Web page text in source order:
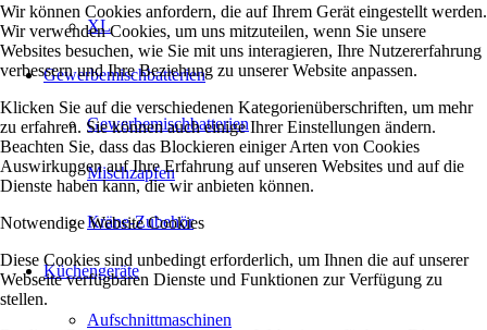
XL
Gewerbemischbatterien
Gewerbemischbatterien
Mischzapfen
Kräne-Zubehör
Küchengeräte
Aufschnittmaschinen
Wir können Cookies anfordern, die auf Ihrem Gerät eingestellt werden.
Wir verwenden Cookies, um uns mitzuteilen, wenn Sie unsere
Websites besuchen, wie Sie mit uns interagieren, Ihre Nutzererfahrung
verbessern und Ihre Beziehung zu unserer Website anpassen.
Klicken Sie auf die verschiedenen Kategorienüberschriften, um mehr
zu erfahren. Sie können auch einige Ihrer Einstellungen ändern.
Beachten Sie, dass das Blockieren einiger Arten von Cookies
Auswirkungen auf Ihre Erfahrung auf unseren Websites und auf die
Dienste haben kann, die wir anbieten können.
Notwendige Website Cookies
Diese Cookies sind unbedingt erforderlich, um Ihnen die auf unserer
Webseite verfügbaren Dienste und Funktionen zur Verfügung zu
stellen.